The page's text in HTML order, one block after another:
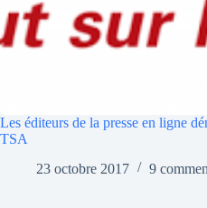
Les éditeurs de la presse en ligne
TSA
23 octobre 2017
9